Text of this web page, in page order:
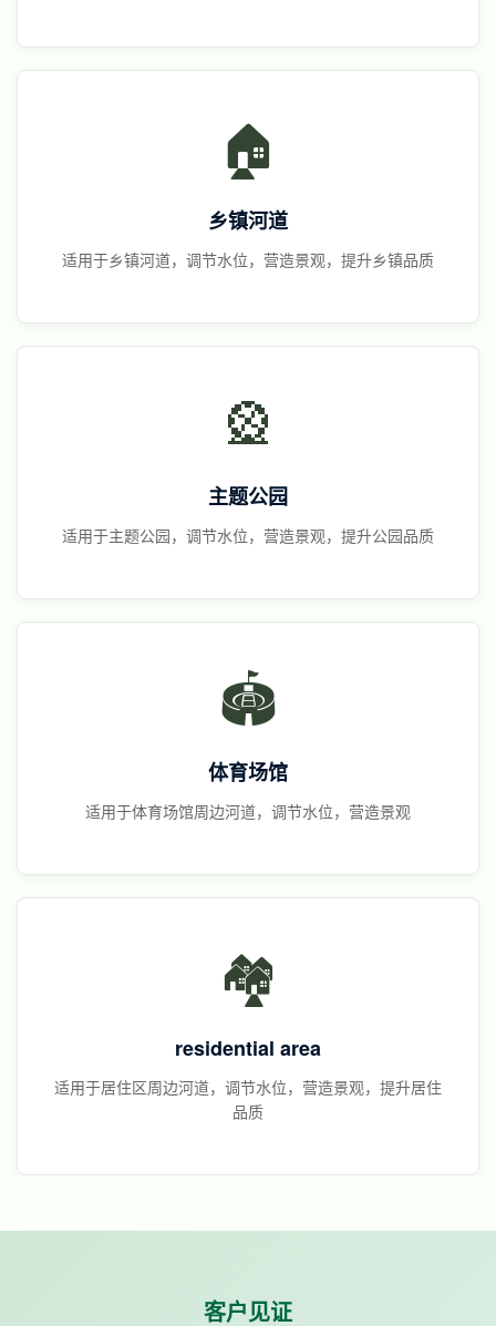
🏠
乡镇河道
适用于乡镇河道，调节水位，营造景观，提升乡镇品质
🎡
主题公园
适用于主题公园，调节水位，营造景观，提升公园品质
🏟️
体育场馆
适用于体育场馆周边河道，调节水位，营造景观
🏘️
residential area
适用于居住区周边河道，调节水位，营造景观，提升居住
品质
客户见证